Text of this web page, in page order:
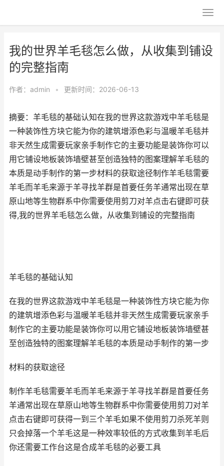
我的世界羊毛毯怎么做，从收集到铺设
的完整指南
作者： admin • 更新时间：2026-06-13
摘要：羊毛毯的基础认知在我的世界这款游戏中羊毛毯是
一种装饰性方块它能为你的建筑增添色彩与温暖羊毛毯并
非天然生成需要玩家亲手制作它的主要功能是装饰你可以
用它铺设地板装饰墙壁甚至创造独特的图案理解羊毛毯的
本质是动手制作的第一步材料的获取途径制作羊毛毯需要
羊毛而羊毛来源于羊寻找羊群是首要任务羊通常出现在草
原山地等生物群系中你需要使用剪刀对羊点击右键即可获
得,我的世界羊毛毯怎么做，从收集到铺设的完整指南
羊毛毯的基础认知
在我的世界这款游戏中羊毛毯是一种装饰性方块它能为你
的建筑增添色彩与温暖羊毛毯并非天然生成需要玩家亲手
制作它的主要功能是装饰你可以用它铺设地板装饰墙壁甚
至创造独特的图案理解羊毛毯的本质是动手制作的第一步
材料的获取途径
制作羊毛毯需要羊毛而羊毛来源于羊寻找羊群是首要任务
羊通常出现在草原山地等生物群系中你需要使用剪刀对羊
点击右键即可获得一到三个羊毛如果不使用剪刀杀死羊则
只会掉落一个羊毛这是一种效率较低的方式收集到羊毛后
你还需要工作台这是合成羊毛毯的必要工具